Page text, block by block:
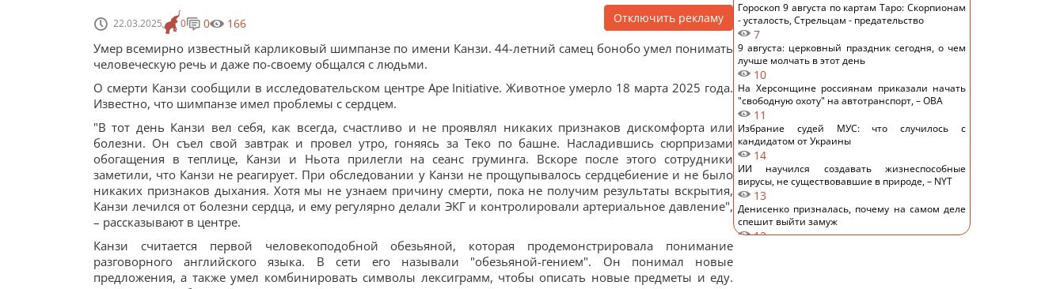
22.03.2025 0 0 166 Отключить рекламу
Умер всемирно известный карликовый шимпанзе по имени Канзи. 44-летний самец бонобо умел понимать
человеческую речь и даже по-своему общался с людьми.
О смерти Канзи сообщили в исследовательском центре Ape Initiative. Животное умерло 18 марта 2025 года.
Известно, что шимпанзе имел проблемы с сердцем.
"В тот день Канзи вел себя, как всегда, счастливо и не проявлял никаких признаков дискомфорта или
болезни. Он съел свой завтрак и провел утро, гоняясь за Теко по башне. Насладившись сюрпризами
обогащения в теплице, Канзи и Ньота прилегли на сеанс груминга. Вскоре после этого сотрудники
заметили, что Канзи не реагирует. При обследовании у Канзи не прощупывалось сердцебиение и не было
никаких признаков дыхания. Хотя мы не узнаем причину смерти, пока не получим результаты вскрытия,
Канзи лечился от болезни сердца, и ему регулярно делали ЭКГ и контролировали артериальное давление",
– рассказывают в центре.
Канзи считается первой человекоподобной обезьяной, которая продемонстрировала понимание
разговорного английского языка. В сети его называли "обезьяной-гением". Он понимал новые
предложения, а также умел комбинировать символы лексиграмм, чтобы описать новые предметы и еду.
Гороскоп 9 августа по картам Таро: Скорпионам
- усталость, Стрельцам - предательство
7
9 августа: церковный праздник сегодня, о чем
лучше молчать в этот день
10
На Херсонщине россиянам приказали начать
"свободную охоту" на автотранспорт, – ОВА
11
Избрание судей МУС: что случилось с
кандидатом от Украины
14
ИИ научился создавать жизнеспособные
вирусы, не существовавшие в природе, – NYT
13
Денисенко призналась, почему на самом деле
спешит выйти замуж
12